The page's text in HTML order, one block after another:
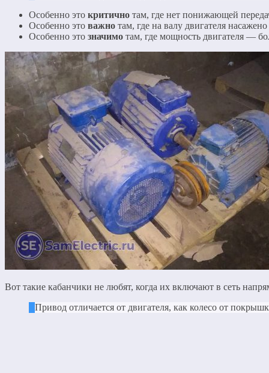
Особенно это критично там, где нет понижающей
Особенно это важно там, где на валу двигателя
Особенно это значимо там, где мощность двигателя —
Вот такие кабанчики не любят, когда их включают в сеть
Привод отличается от двигателя, как колесо от